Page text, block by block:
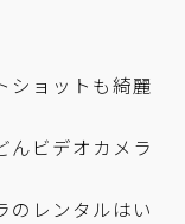
ショットも綺麗
んビデオカメラ
のレンタルはい